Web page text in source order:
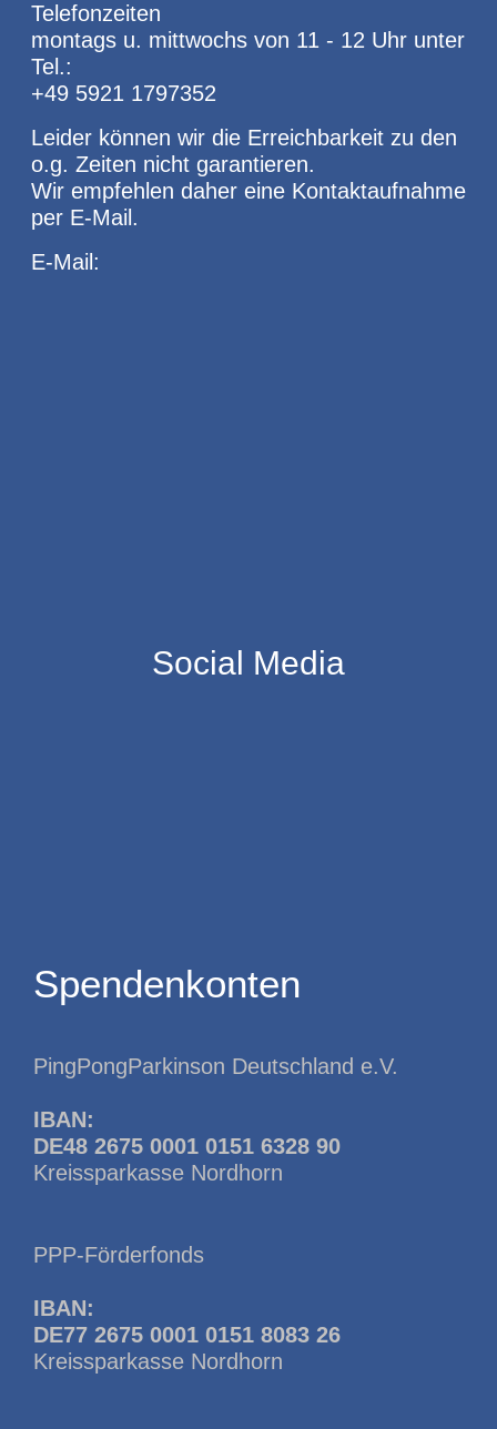
Telefonzeiten
montags u. mittwochs von 11 - 12 Uhr unter
Tel.:
+49 5921 1797352
Leider können wir die Erreichbarkeit zu den
o.g. Zeiten nicht garantieren.
Wir empfehlen daher eine Kontaktaufnahme
per E-Mail.
E-Mail:
Social Media
Spendenkonten
PingPongParkinson Deutschland e.V.
IBAN:
DE48 2675 0001 0151 6328 90
Kreissparkasse Nordhorn
PPP-Förderfonds
IBAN:
DE77 2675 0001 0151 8083 26
Kreissparkasse Nordhorn